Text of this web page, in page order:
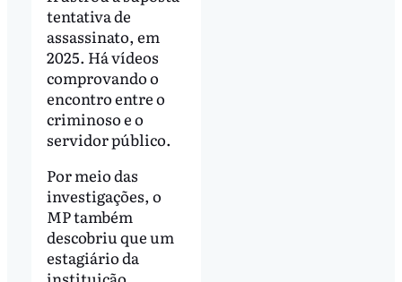
tentativa de
assassinato, em
2025. Há vídeos
comprovando o
encontro entre o
criminoso e o
servidor público.
Por meio das
investigações, o
MP também
descobriu que um
estagiário da